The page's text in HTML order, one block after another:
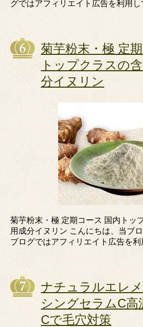
グではアフィリエイト広告を利用し
菊芋粉末・極 定
トップクラスの
分イヌリン
菊芋粉末・極 定期コース 国内トッ
用成分イヌリン こんにちは、当ブ
ブログではアフィリエイト広告を利
ナチュラルエレ
シングセラムC高
Cで毛穴対策